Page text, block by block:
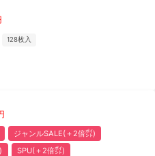
128枚入
ジャンルSALE(＋2倍㌽)
SPU(＋2倍㌽)